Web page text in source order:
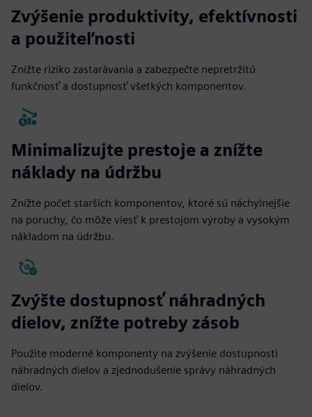
Zvýšenie produktivity, efektívnosti
a použiteľnosti
Znížte riziko zastarávania a zabezpečte nepretržitú
funkčnosť a dostupnosť všetkých komponentov.
Minimalizujte prestoje a znížte
náklady na údržbu
Znížte počet starších komponentov, ktoré sú náchylnejšie
na poruchy, čo môže viesť k prestojom výroby a vysokým
nákladom na údržbu.
Zvýšte dostupnosť náhradných
dielov, znížte potreby zásob
Použite moderné komponenty na zvýšenie dostupnosti
náhradných dielov a zjednodušenie správy náhradných
dielov.